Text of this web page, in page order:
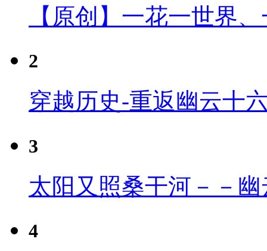
【原创】一花一世界
2
穿越历史-重返幽云十
3
太阳又照桑干河－－
4